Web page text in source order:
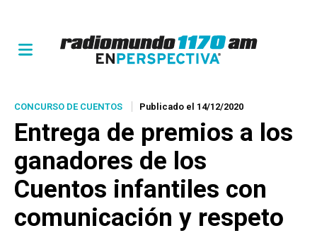
CONCURSO DE CUENTOS Publicado el 14/12/2020
Entrega de premios a los
ganadores de los
Cuentos infantiles con
comunicación y respeto